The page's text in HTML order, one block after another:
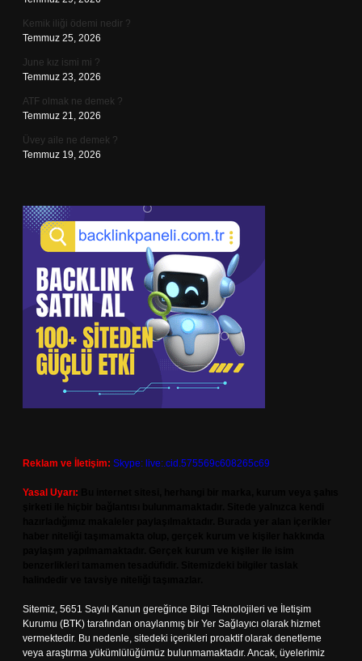
Kemik iliği ödemi nedir ?
Temmuz 25, 2026
June kız ismi mi ?
Temmuz 23, 2026
ATF olmak ne demek ?
Temmuz 21, 2026
Üvey aile ne demek ?
Temmuz 19, 2026
Reklam ve İletişim: Skype: live:.cid.575569c608265c69
Yasal Uyarı:
Sitemiz, 5651 Sayılı Kanun gereğince Bilgi Teknolojileri ve İletişim
Kurumu (BTK) tarafından onaylanmış bir Yer Sağlayıcı olarak hizmet
vermektedir. Bu nedenle, sitedeki içerikleri proaktif olarak denetleme
veya araştırma yükümlülüğümüz bulunmamaktadır. Ancak, üyelerimiz